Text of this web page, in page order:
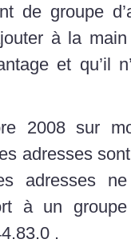
de groupe
à la
et qu’il
2008 sur
adresses
adresses
à un groupe
.